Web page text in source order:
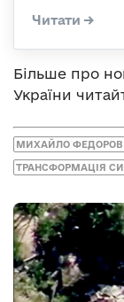
Більше про
України
МИХАЙЛО ФЕДОРОВ
ТРАНСФОРМАЦІЯ